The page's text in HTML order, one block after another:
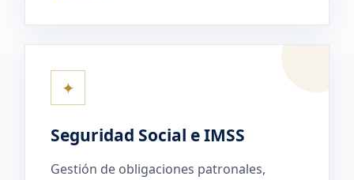
✦
Seguridad Social e IMSS
Gestión de obligaciones patronales,